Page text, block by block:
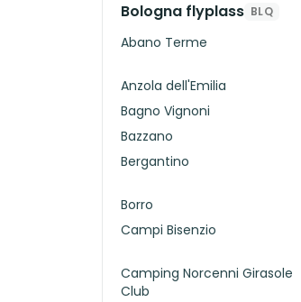
Bologna flyplass BLQ
Abano Terme
Anzola dell'Emilia
Bagno Vignoni
Bazzano
Bergantino
Borro
Campi Bisenzio
Camping Norcenni Girasole
Club